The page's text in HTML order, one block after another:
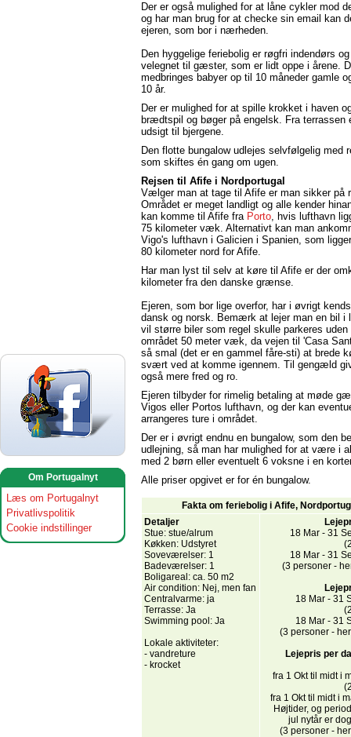
Om Portugalnyt
Læs om Portugalnyt
Privatlivspolitik
Cookie indstillinger
Der er også mulighed for at låne cykler mod
og har man brug for at checke sin email kan
ejeren, som bor i nærheden.
Den hyggelige feriebolig er røgfri indendørs
velegnet til gæster, som er lidt oppe i årene.
medbringes babyer op til 10 måneder gamle
10 år.
Der er mulighed for at spille krokket i haven
brædtspil og bøger på engelsk. Fra terrassen
udsigt til bjergene.
Den flotte bungalow udlejes selvfølgelig med
som skiftes én gang om ugen.
Rejsen til Afife i Nordportugal
Vælger man at tage til Afife er man sikker på
Området er meget landligt og alle kender
kan komme til Afife fra Porto, hvis lufthavn
75 kilometer væk. Alternativt kan man
Vigo's lufthavn i Galicien i Spanien, som
80 kilometer nord for Afife.
Har man lyst til selv at køre til Afife er der
kilometer fra den danske grænse.
Ejeren, som bor lige overfor, har i øvrigt
dansk og norsk. Bemærk at lejer man en bil i
vil større biler som regel skulle parkeres uden
området 50 meter væk, da vejen til 'Casa
så smal (det er en gammel fåre-sti) at brede
svært ved at komme igennem. Til gengæld
også mere fred og ro.
Ejeren tilbyder for rimelig betaling at møde
Vigos eller Portos lufthavn, og der kan
arrangeres ture i området.
Der er i øvrigt endnu en bungalow, som den
udlejning, så man har mulighed for at være i
med 2 børn eller eventuelt 6 voksne i en
Alle priser opgivet er for én bungalow.
Fakta om feriebolig i Afife,
Detaljer
Stue: stue/alrum
Køkken: Udstyret
Soveværelser: 1
Badeværelser: 1
Boligareal: ca. 50 m2
Air condition: Nej, men fan
Centralvarme: ja
Terrasse: Ja
Swimming pool: Ja
Lokale aktiviteter:
- vandreture
- krocket
18 Mar - 31
18 Mar - 31
(3 personer -
18 Mar - 31
18 Mar - 31
(3 personer -
Lejepris per
fra 1 Okt til midt i
fra 1 Okt til midt i
Højtider, og
jul nytår er
(3 personer -